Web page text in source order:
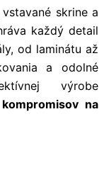
skrine a
každý detail
od laminátu až
a odolné
výrobe
na